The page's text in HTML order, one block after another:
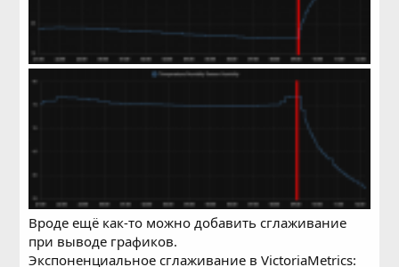
Вроде ещё как-то можно добавить сглаживание
при выводе графиков.
Экспоненциальное сглаживание в VictoriaMetrics: